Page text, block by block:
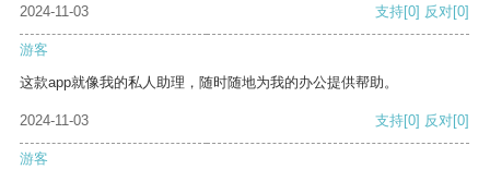
2024-11-03
支持[0] 反对[0]
游客
这款app就像我的私人助理，随时随地为我的办公提供帮助。
2024-11-03 支持[0] 反对[0]
游客